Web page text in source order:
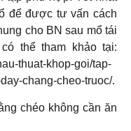
để được tư vấn cách
cho BN sau mổ tái
thể tham khảo tại:
thuat-khop-goi/tap-
chang-cheo-truoc/.
chéo không cần ăn